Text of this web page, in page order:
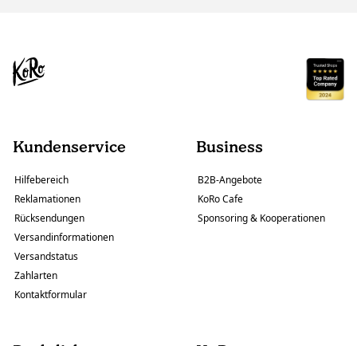
Kundenservice
Hilfebereich
Reklamationen
Rücksendungen
Versandinformationen
Versandstatus
Zahlarten
Kontaktformular
Business
B2B-Angebote
KoRo Cafe
Sponsoring & Kooperationen